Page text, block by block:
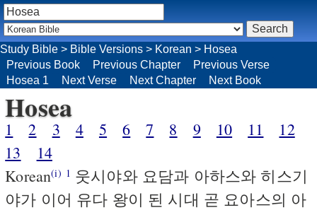
Study Bible > Bible Versions > Korean > Hosea
Previous Book
Previous Chapter
Previous Verse
Hosea 1
Next Verse Next Chapter Next Book
Hosea
1 2 3 4 5 6 7 8 9 10 11
12
13
14
Korean(i) 1 웃시야와 요담과 아하스와 히스기
야가 이어 유다 왕이 된 시대 곧 요아스의 아